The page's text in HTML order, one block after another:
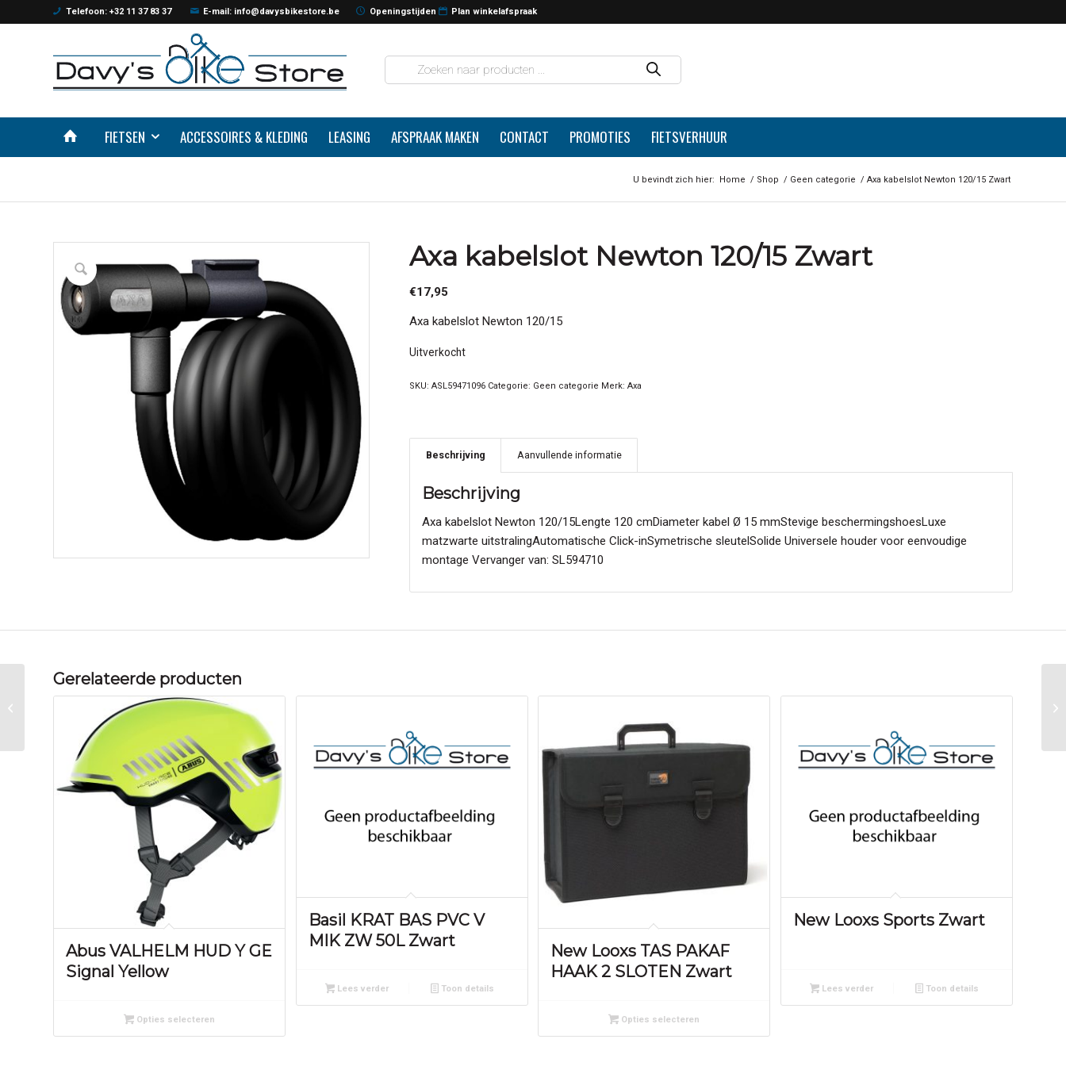
Telefoon: +32 11 37 83 37 E-mail: info@davysbikestore.be Openingstijden Plan winkelafspraak
FIETSEN ACCESSOIRES & KLEDING LEASING AFSPRAAK MAKEN CONTACT PROMOTIES FIETSVERHUUR
U bevindt zich hier: Home / Shop / Geen categorie / Axa kabelslot Newton 120/15 Zwart
Axa kabelslot Newton 120/15 Zwart
€17,95
Axa kabelslot Newton 120/15
Uitverkocht
SKU:ASL59471096 Categorie: Geen categorie Merk:Axa
Beschrijving Aanvullende informatie
Beschrijving
Axa kabelslot Newton 120/15Lengte 120 cmDiameter kabel Ø 15 mmStevige beschermingshoesLuxe
matzwarte uitstralingAutomatische Click-inSymetrische sleutelSolide Universele houder voor eenvoudige
montage Vervanger van: SL594710
Gerelateerde producten
Abus VALHELM HUD Y GE
Signal Yellow
Opties selecteren
Basil KRAT BAS PVC V
MIK ZW 50L Zwart
Lees verder Toon details
New Looxs TAS PAKAF
HAAK 2 SLOTEN Zwart
Opties selecteren
New Looxs Sports Zwart
Lees verder Toon details
Axa spir cijferslot
Newton 150/10 Zwart